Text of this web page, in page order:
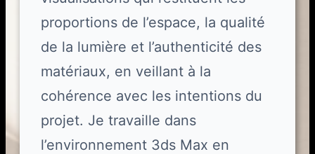
proportions de l’espace, la qualité
de la lumière et l’authenticité des
matériaux, en veillant à la
cohérence avec les intentions du
projet. Je travaille dans
l’environnement 3ds Max en